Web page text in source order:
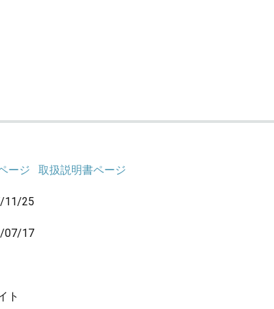
ージ 取扱説明書ページ
11/25
07/17
ト